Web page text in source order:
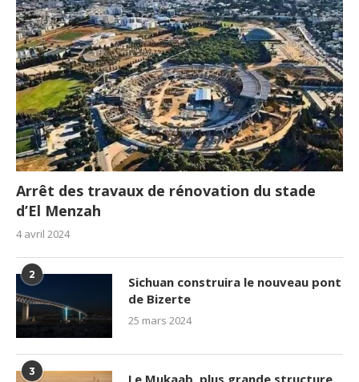
Arrêt des travaux de rénovation du stade
d’El Menzah
4 avril 2024
2
Sichuan construira le nouveau pont
de Bizerte
25 mars 2024
3 Le Mukaab, plus grande structure